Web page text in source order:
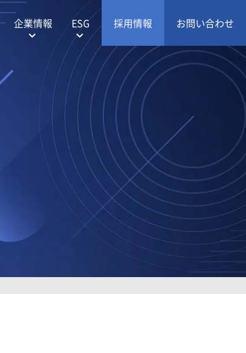
お問い合わせ
企業情報 ESG 採用情報